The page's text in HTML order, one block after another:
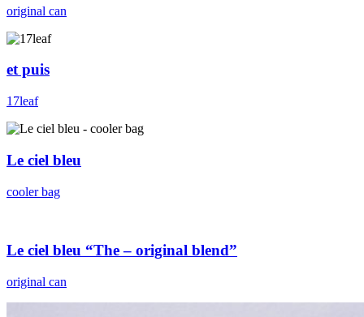
original can
et puis
17leaf
Le ciel bleu
cooler bag
Le ciel bleu “The – original blend”
original can